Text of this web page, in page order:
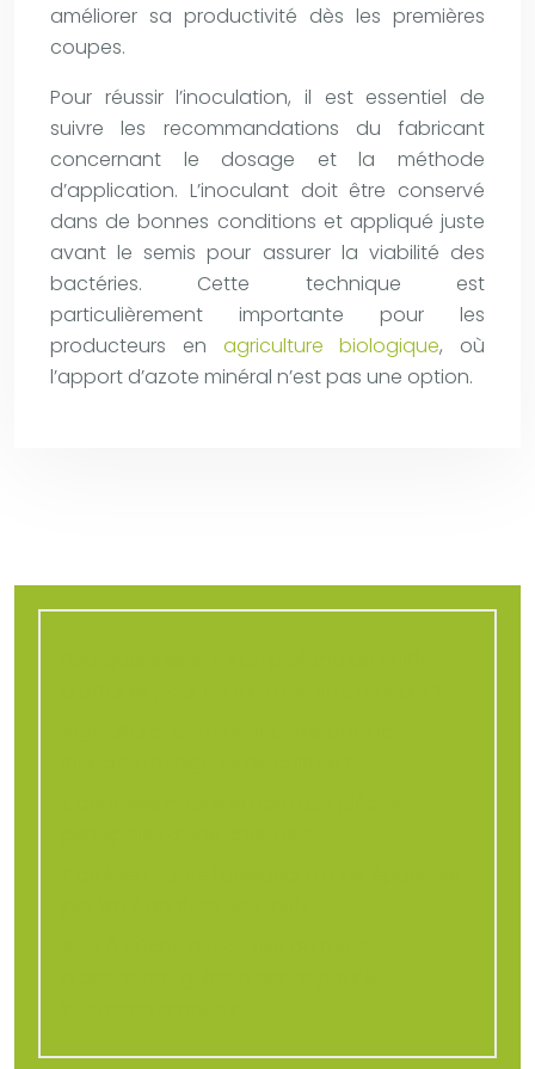
améliorer sa productivité dès les premières
coupes.
Pour réussir l’inoculation, il est essentiel de
suivre les recommandations du fabricant
concernant le dosage et la méthode
d’application. L’inoculant doit être conservé
dans de bonnes conditions et appliqué juste
avant le semis pour assurer la viabilité des
bactéries. Cette technique est
particulièrement importante pour les
producteurs en agriculture biologique, où
l’apport d’azote minéral n’est pas une option.